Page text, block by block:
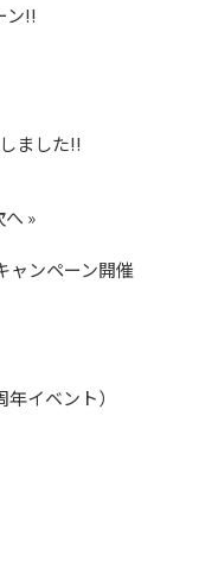
ン!!
ました!!
へ »
ャンペーン開催
イベント）